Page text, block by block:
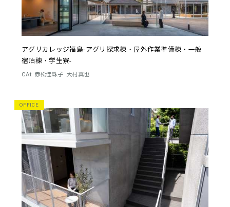
アグリカレッジ福島-アグリ探求棟・屋外作業準備棟・一般
宿泊棟・学生寮-
CAt 赤松佳珠子 大村真也
OFFICE